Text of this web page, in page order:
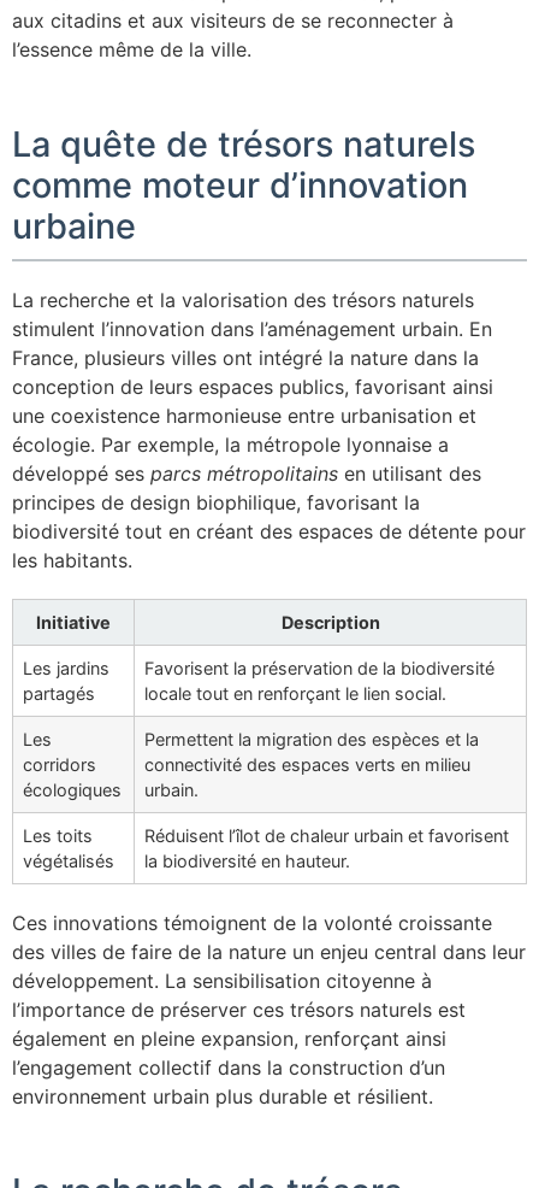
aux citadins et aux visiteurs de se reconnecter à
l’essence même de la ville.
La quête de trésors naturels
comme moteur d’innovation
urbaine
La recherche et la valorisation des trésors naturels
stimulent l’innovation dans l’aménagement urbain. En
France, plusieurs villes ont intégré la nature dans la
conception de leurs espaces publics, favorisant ainsi
une coexistence harmonieuse entre urbanisation et
écologie. Par exemple, la métropole lyonnaise a
développé ses parcs métropolitains en utilisant des
principes de design biophilique, favorisant la
biodiversité tout en créant des espaces de détente pour
les habitants.
Initiative Description
Les jardins
partagés
Favorisent la préservation de la biodiversité
locale tout en renforçant le lien social.
Les
corridors
écologiques
Permettent la migration des espèces et la
connectivité des espaces verts en milieu
urbain.
Les toits
végétalisés
Réduisent l’îlot de chaleur urbain et favorisent
la biodiversité en hauteur.
Ces innovations témoignent de la volonté croissante
des villes de faire de la nature un enjeu central dans leur
développement. La sensibilisation citoyenne à
l’importance de préserver ces trésors naturels est
également en pleine expansion, renforçant ainsi
l’engagement collectif dans la construction d’un
environnement urbain plus durable et résilient.